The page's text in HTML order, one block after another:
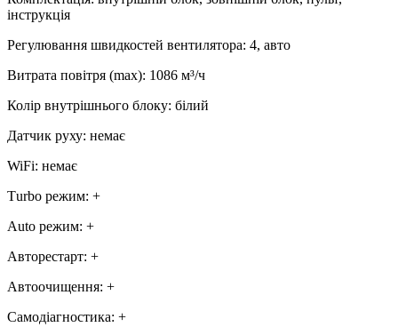
інструкція
Регулювання швидкостей вентилятора: 4, авто
Витрата повітря (max): 1086 м³/ч
Колір внутрішнього блоку: білий
Датчик руху: немає
WiFi: немає
Тurbo режим: +
Аuto режим: +
Авторестарт: +
Автоочищення: +
Самодіагностика: +